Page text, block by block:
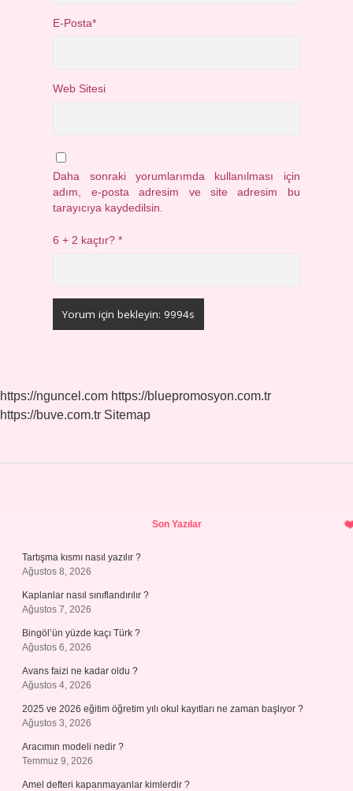
E-Posta*
Web Sitesi
Daha sonraki yorumlarımda kullanılması için
adım, e-posta adresim ve site adresim bu
tarayıcıya kaydedilsin.
6 + 2 kaçtır?*
https://nguncel.com https://bluepromosyon.com.tr
https://buve.com.tr Sitemap
Son Yazılar
Tartışma kısmı nasıl yazılır ?
Ağustos 8, 2026
Kaplanlar nasıl sınıflandırılır ?
Ağustos 7, 2026
Bingöl’ün yüzde kaçı Türk ?
Ağustos 6, 2026
Avans faizi ne kadar oldu ?
Ağustos 4, 2026
2025 ve 2026 eğitim öğretim yılı okul kayıtları ne zaman başlıyor ?
Ağustos 3, 2026
Aracımın modeli nedir ?
Temmuz 9, 2026
Amel defteri kapanmayanlar kimlerdir ?